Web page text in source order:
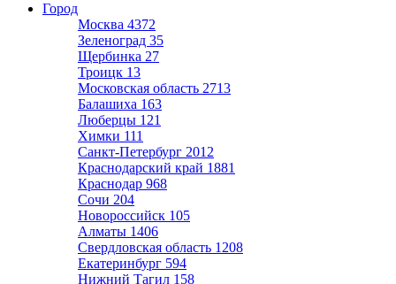
Город
Москва 4372
Зеленоград 35
Щербинка 27
Троицк 13
Московская область 2713
Балашиха 163
Люберцы 121
Химки 111
Санкт-Петербург 2012
Краснодарский край 1881
Краснодар 968
Сочи 204
Новороссийск 105
Алматы 1406
Свердловская область 1208
Екатеринбург 594
Нижний Тагил 158